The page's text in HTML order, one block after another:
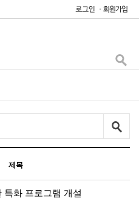
제목
특화 프로그램 개설